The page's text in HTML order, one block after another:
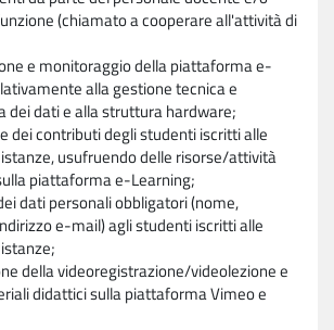
(chiamato a cooperare all'attività di
e monitoraggio della piattaforma e-
alla gestione tecnica e
dei dati e alla struttura hardware;
dei contributi degli studenti iscritti alle
usufruendo delle risorse/attività
piattaforma e-Learning;
dati personali obbligatori (nome,
e-mail) agli studenti iscritti alle
della videoregistrazione/videolezione e
didattici sulla piattaforma Vimeo e